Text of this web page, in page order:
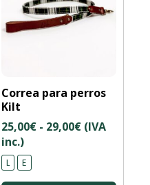
producto
producto
tiene
múltiples
variantes.
Las
opciones
Correa para perros
Kilt
25,00€ - 29,00€Rango
(IVA
inc.)
L E